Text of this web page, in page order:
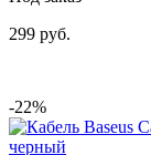
299 руб.
-22%